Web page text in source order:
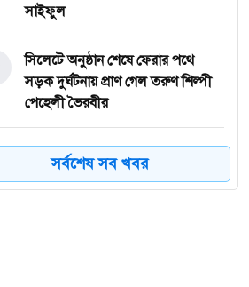
সাইফুল
সিলেটে অনুষ্ঠান শেষে ফেরার পথে
সড়ক দুর্ঘটনায় প্রাণ গেল তরুণ শিল্পী
পেহেলী ভৈরবীর
ওসমানীনগরে ইউনিক ও বেঙ্গল
পরিবহনের সংঘর্ষ, নিহত ৯ আহত অন্তত
২৫
সর্বশেষ সব খবর